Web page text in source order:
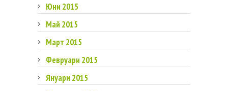
Юни 2015
Май 2015
Март 2015
Февруари 2015
Януари 2015